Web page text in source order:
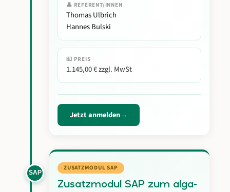
👤 REFERENT/INNEN
Thomas Ulbrich
Hannes Bulski
💶 PREIS
1.145,00 € zzgl. MwSt
Jetzt anmelden
SAP
ZUSATZMODUL SAP
Zusatzmodul SAP zum alga-